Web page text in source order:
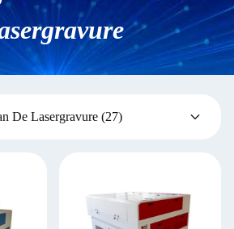
De Lasergravure (27)